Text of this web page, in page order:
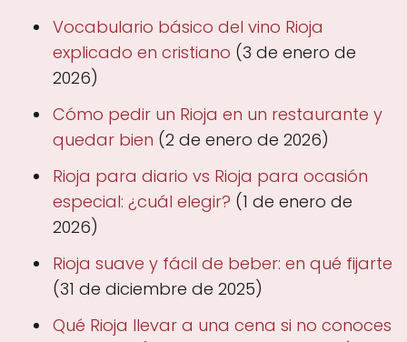
Vocabulario básico del vino Rioja
explicado en cristiano (3 de enero de
2026)
Cómo pedir un Rioja en un restaurante y
quedar bien (2 de enero de 2026)
Rioja para diario vs Rioja para ocasión
especial: ¿cuál elegir? (1 de enero de
2026)
Rioja suave y fácil de beber: en qué fijarte
(31 de diciembre de 2025)
Qué Rioja llevar a una cena si no conoces